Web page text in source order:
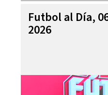
Futbol al Día,
2026